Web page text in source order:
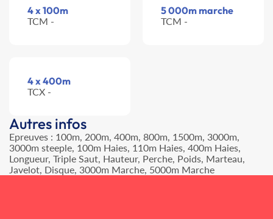
4 x 100m
TCM -
5 000m marche
TCM -
4 x 400m
TCX -
Autres infos
Epreuves : 100m, 200m, 400m, 800m, 1500m, 3000m,
3000m steeple, 100m Haies, 110m Haies, 400m Haies,
Longueur, Triple Saut, Hauteur, Perche, Poids, Marteau,
Javelot, Disque, 3000m Marche, 5000m Marche